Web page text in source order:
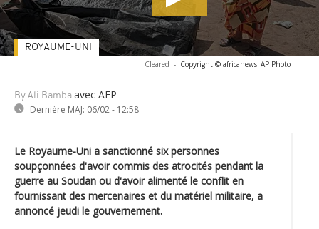
Cleared - Copyright © africanews AP Photo
By Ali Bamba avec AFP
Dernière MAJ: 06/02 - 12:58
ROYAUME-UNI
Le Royaume-Uni a sanctionné six personnes
soupçonnées d'avoir commis des atrocités pendant la
guerre au Soudan ou d'avoir alimenté le conflit en
fournissant des mercenaires et du matériel militaire, a
annoncé jeudi le gouvernement.